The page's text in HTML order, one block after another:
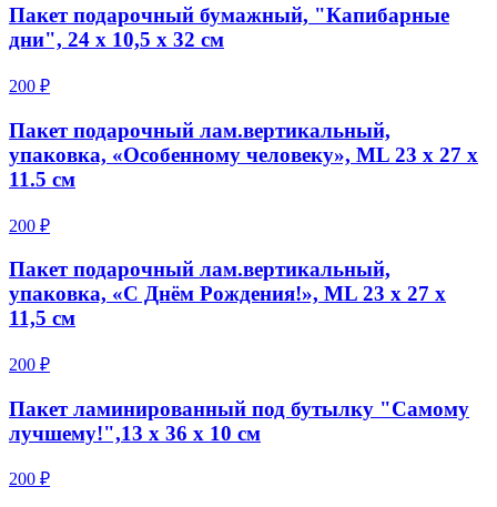
Пакет подарочный бумажный, "Капибарные
дни", 24 х 10,5 х 32 см
200 ₽
Пакет подарочный лам.вертикальный,
упаковка, «Особенному человеку», ML 23 х 27 х
11.5 см
200 ₽
Пакет подарочный лам.вертикальный,
упаковка, «С Днём Рождения!», ML 23 х 27 х
11,5 см
200 ₽
Пакет ламинированный под бутылку "Самому
лучшему!",13 х 36 х 10 см
200 ₽